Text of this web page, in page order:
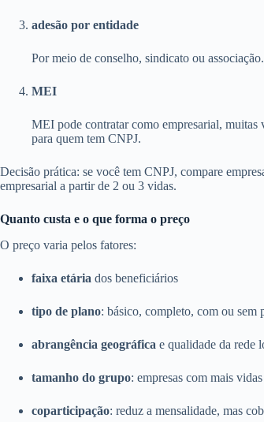
adesão por entidade
Por meio de conselho, sindicato ou
MEI
MEI pode contratar como empresarial, muitas
para quem tem CNPJ.
Decisão prática: se você tem CNPJ, compare
empresarial a partir de 2 ou 3 vidas.
Quanto custa e o que forma o preço
O preço varia pelos fatores:
faixa etária dos beneficiários
tipo de plano: básico, completo, com ou sem
abrangência geográfica e qualidade da rede
tamanho do grupo: empresas com mais
coparticipação: reduz a mensalidade, mas